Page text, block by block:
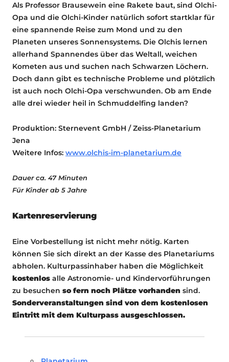
Als Professor Brausewein eine Rakete baut, sind Olchi-
Opa und die Olchi-Kinder natürlich sofort startklar für
eine spannende Reise zum Mond und zu den
Planeten unseres Sonnensystems. Die Olchis lernen
allerhand Spannendes über das Weltall, weichen
Kometen aus und suchen nach Schwarzen Löchern.
Doch dann gibt es technische Probleme und plötzlich
ist auch noch Olchi-Opa verschwunden. Ob am Ende
alle drei wieder heil in Schmuddelfing landen?
Produktion: Sternevent GmbH / Zeiss-Planetarium
Jena
Weitere Infos: www.olchis-im-planetarium.de
Dauer ca. 47 Minuten
Für Kinder ab 5 Jahre
Kartenreservierung
Eine Vorbestellung ist nicht mehr nötig. Karten
können Sie sich direkt an der Kasse des Planetariums
abholen. Kulturpassinhaber haben die Möglichkeit
kostenlos alle Astronomie- und Kindervorführungen
zu besuchen so fern noch Plätze vorhanden sind.
Sonderveranstaltungen sind von dem kostenlosen
Eintritt mit dem Kulturpass ausgeschlossen.